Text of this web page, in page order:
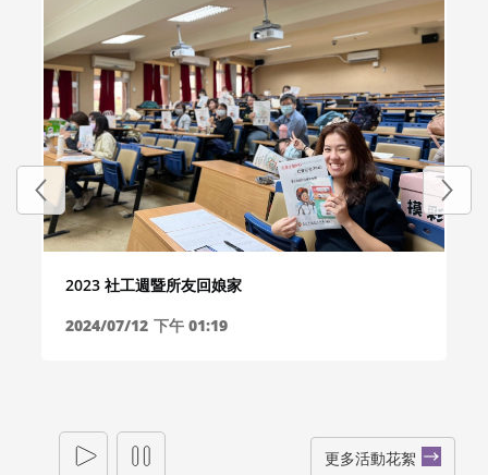
2023 社工週暨所友回娘家
2024/07/12 下午 01:19
更多活動花絮